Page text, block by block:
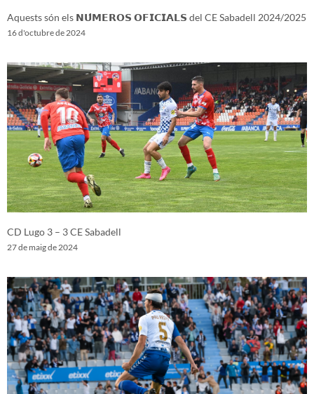
Aquests són els 𝗡𝗨́𝗠𝗘𝗥𝗢𝗦 𝗢𝗙𝗜𝗖𝗜𝗔𝗟𝗦 del CE Sabadell 2024/2025
16 d'octubre de 2024
CD Lugo 3 – 3 CE Sabadell
27 de maig de 2024